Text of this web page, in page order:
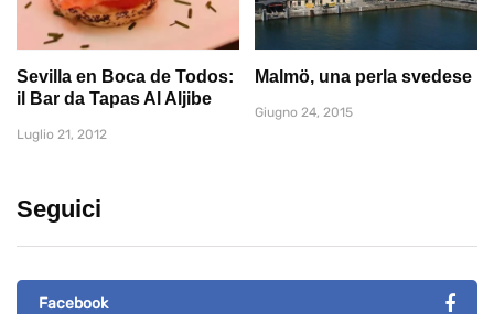
Sevilla en Boca de Todos:
il Bar da Tapas Al Aljibe
Luglio 21, 2012
Malmö, una perla svedese
Giugno 24, 2015
Seguici
Facebook